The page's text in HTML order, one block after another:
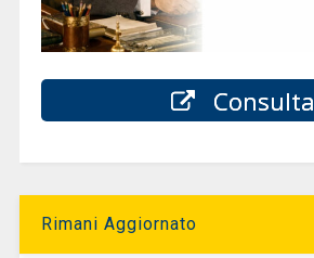
Consulta
Rimani Aggiornato